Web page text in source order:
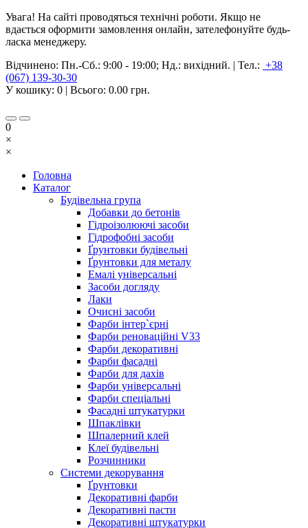
Увага! На сайті проводяться технічні роботи. Якщо не
вдається оформити замовлення онлайн, зателефонуйте будь-
ласка менеджеру.
Відчинено: Пн.-Сб.: 9:00 - 19:00; Нд.: вихідний. | Тел.: +38
(067) 139-30-30
У кошику: 0 | Всього: 0.00 грн.
0
×
×
Головна
Каталог
Будівельна група
Добавки до бетонів
Гідроізолюючі засоби
Гідрофобні засоби
Ґрунтовки будівельні
Ґрунтовки для металу
Емалі універсальні
Засоби догляду
Лаки
Очисні засоби
Фарби інтер`єрні
Фарби реноваційні V33
Фарби декоративні
Фарби фасадні
Фарби для дахів
Фарби універсальні
Фарби спеціальні
Фасадні штукатурки
Шпаклівки
Шпалерний клей
Клеї будівельні
Розчинники
Системи декорування
Ґрунтовки
Декоративні фарби
Декоративні пасти
Декоративні штукатурки